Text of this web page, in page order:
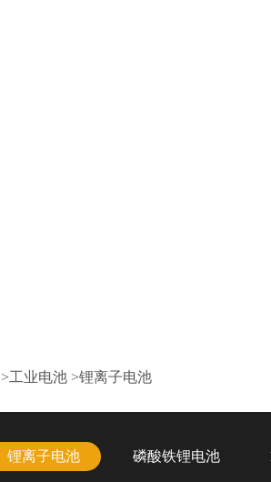
>工业电池 >锂离子电池
锂离子电池 磷酸铁锂电池